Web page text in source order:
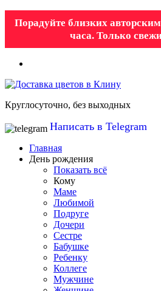
Порадуйте близких
часа. Только
Круглосуточно, без выходных
Написать в Telegram
Главная
День рождения
Показать всё
Кому
Маме
Любимой
Подруге
Дочери
Сестре
Бабушке
Ребенку
Коллеге
Мужчине